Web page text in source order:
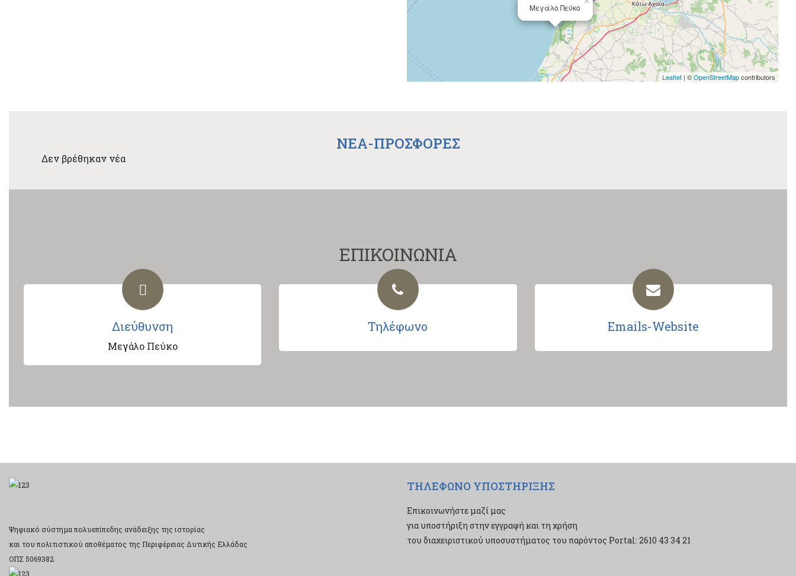
Μεγάλο Πεύκο
Leaflet | ©OpenStreetMapcontributors
NEA-ΠΡΟΣΦΟΡΕΣ
Δεν βρέθηκαν νέα
ΕΠΙΚΟΙΝΩΝΙΑ
Διεύθυνση
Μεγάλο Πεύκο
Τηλέφωνο Emails-Website
Ψηφιακό σύστημα πολυεπίπεδης ανάδειξης της ιστορίας
και του πολιτιστικού αποθέματος της Περιφέρειας Δυτικής Ελλάδας
ΟΠΣ 5069382
ΤΗΛΕΦΩΝΟ ΥΠΟΣΤΗΡΙΞΗΣ
Επικοινωνήστε μαζί μας
για υποστήριξη στην εγγραφή και τη χρήση
του διαχειριστικού υποσυστήματος του παρόντος Portal: 2610 43 34 21